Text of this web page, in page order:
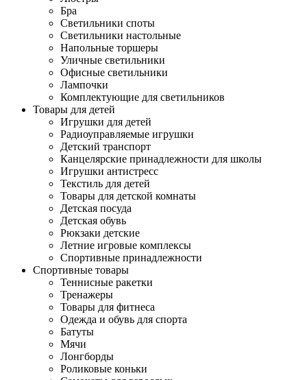
Бра
Светильники споты
Светильники настольные
Напольные торшеры
Уличные светильники
Офисные светильники
Лампочки
Комплектующие для светильников
Товары для детей
Игрушки для детей
Радиоуправляемые игрушки
Детский транспорт
Канцелярские принадлежности для школы
Игрушки антистресс
Текстиль для детей
Товары для детской комнаты
Детская посуда
Детская обувь
Рюкзаки детские
Летние игровые комплексы
Спортивные принадлежности
Спортивные товары
Теннисные ракетки
Тренажеры
Товары для фитнеса
Одежда и обувь для спорта
Батуты
Мячи
Лонгборды
Роликовые коньки